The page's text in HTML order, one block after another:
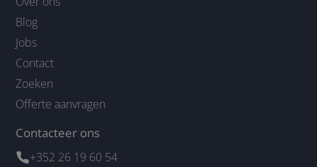
Blog
Jobs
Contact
Zoeken
Offerte aanvragen
Contacteer ons
+352 26 19 60 54